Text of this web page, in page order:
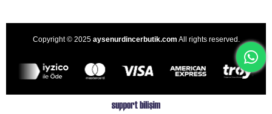
Copyright © 2025 aysenurdincerbutik.com All rights reserved.